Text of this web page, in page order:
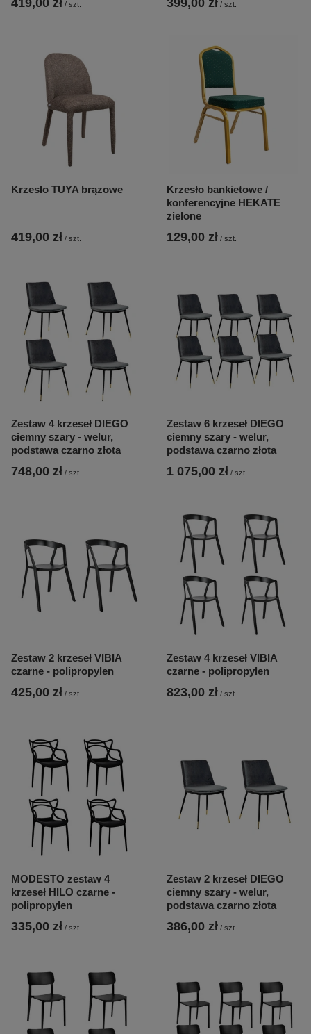
419,00 zł / szt. 399,00 zł / szt.
Krzesło TUYA brązowe
419,00 zł / szt.
Krzesło bankietowe /
konferencyjne HEKATE
zielone
129,00 zł / szt.
Zestaw 4 krzeseł DIEGO
ciemny szary - welur,
podstawa czarno złota
748,00 zł / szt.
Zestaw 6 krzeseł DIEGO
ciemny szary - welur,
podstawa czarno złota
1 075,00 zł / szt.
Zestaw 2 krzeseł VIBIA
czarne - polipropylen
425,00 zł / szt.
Zestaw 4 krzeseł VIBIA
czarne - polipropylen
823,00 zł / szt.
MODESTO zestaw 4
krzeseł HILO czarne -
polipropylen
335,00 zł / szt.
Zestaw 2 krzeseł DIEGO
ciemny szary - welur,
podstawa czarno złota
386,00 zł / szt.